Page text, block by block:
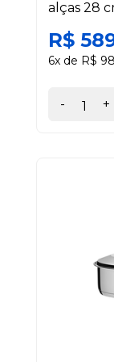
alças 28
R$
6x de R$
- +